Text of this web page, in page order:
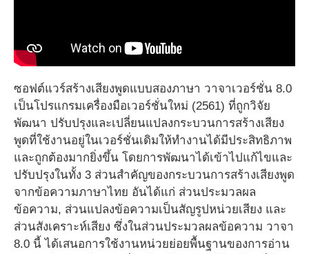
ซอฟต์แวร์สร้างเสียงพูดแบบสองภาษา วาจาเวอร์ชั่น 8.0
เป็นโปรแกรมเครื่องมือเวอร์ชั่นใหม่ (2561) ที่ถูกวิจัย
พัฒนา ปรับปรุงและเปลี่ยนแปลงกระบวนการสร้างเสียง
พูดที่ใช้งานอยู่ในเวอร์ชั่นเดิมให้ทำงานได้มีประสิทธิภาพ
และถูกต้องมากยิ่งขึ้น โดยการพัฒนาได้เข้าไปแก้ไขและ
ปรับปรุงในทั้ง 3 ส่วนสำคัญของกระบวนการสร้างเสียงพูด
จากข้อความภาษาไทย อันได้แก่ ส่วนประมวลผล
ข้อความ, ส่วนแปลงข้อความเป็นสัญรูปหน่วยเสียง และ
ส่วนสังเคราะห์เสียง ซึ่งในส่วนประมวลผลข้อความ วาจา
8.0 นี้ ได้เสนอการใช้งานหน่วยย่อยพื้นฐานของการอ่าน